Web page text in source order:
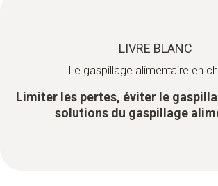
LIVRE BLANC
Le gaspillage alimentaire en
Limiter les pertes, éviter le
solutions du gaspillage